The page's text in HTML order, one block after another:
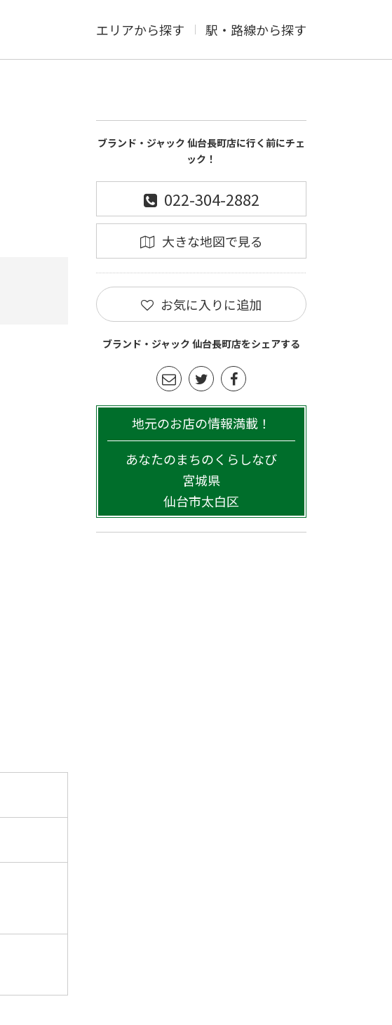
エリアから探す 駅・路線から探す
ブランド・ジャック 仙台長町店に行く前にチェ
ック！
022-304-2882
大きな地図で見る
お気に入りに追加
ブランド・ジャック 仙台長町店をシェアする
地元のお店の情報満載！
あなたのまちのくらしなび
宮城県
仙台市太白区